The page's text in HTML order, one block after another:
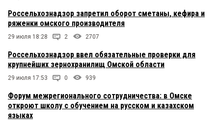
Россельхознадзор запретил оборот сметаны, кефира и
ряженки омского производителя
29 июля 18:28 2 2707
Россельхознадзор ввел обязательные проверки для
крупнейших зернохранилищ Омской области
29 июля 17:53 0 939
Форум межрегионального сотрудничества: в Омске
откроют школу с обучением на русском и казахском
языках